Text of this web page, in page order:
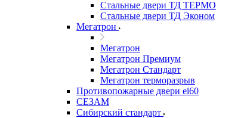
Стальные двери ТД ТЕРМО
Стальные двери ТД Эконом
Мегатрон
Мегатрон
Мегатрон Премиум
Мегатрон Стандарт
Мегатрон терморазрыв
Противопожарные двери ei60
СЕЗАМ
Сибирский стандарт